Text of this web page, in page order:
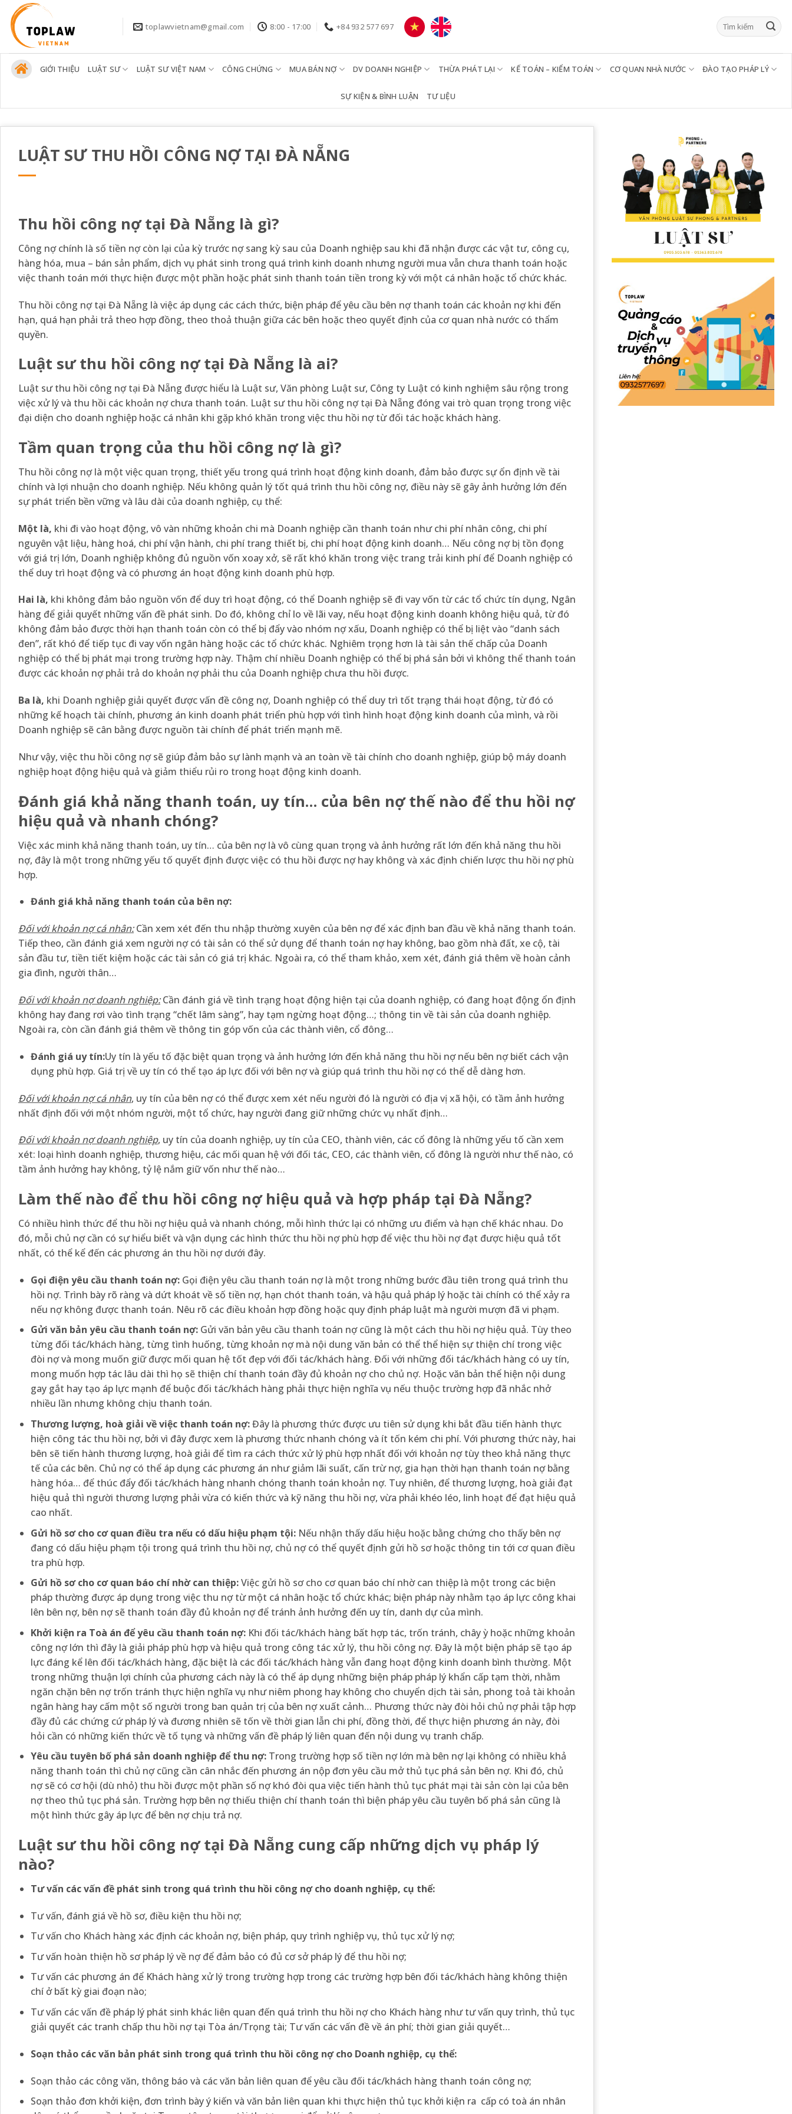
qua
nội
dung
toplawvietnam@gmail.com 8:00 - 17:00 +84 932 577 697
GIỚI THIỆU LUẬT SƯ LUẬT SƯ VIỆT NAM CÔNG CHỨNG MUA BÁN NỢ DV DOANH NGHIỆP THỪA PHÁT LẠI KẾ TOÁN – KIỂM TOÁN CƠ QUAN NHÀ NƯỚC ĐÀO TẠO PHÁP LÝ
SỰ KIỆN & BÌNH LUẬN TƯ LIỆU
LUẬT SƯ THU HỒI CÔNG NỢ TẠI ĐÀ NẴNG
Thu hồi công nợ tại Đà Nẵng là gì?
Công nợ chính là số tiền nợ còn lại của kỳ trước nợ sang kỳ sau của Doanh nghiệp sau khi đã nhận được các vật tư, công cụ,
hàng hóa, mua – bán sản phẩm, dịch vụ phát sinh trong quá trình kinh doanh nhưng người mua vẫn chưa thanh toán hoặc
việc thanh toán mới thực hiện được một phần hoặc phát sinh thanh toán tiền trong kỳ với một cá nhân hoặc tổ chức khác.
Thu hồi công nợ tại Đà Nẵng là việc áp dụng các cách thức, biện pháp để yêu cầu bên nợ thanh toán các khoản nợ khi đến
hạn, quá hạn phải trả theo hợp đồng, theo thoả thuận giữa các bên hoặc theo quyết định của cơ quan nhà nước có thẩm
quyền.
Luật sư thu hồi công nợ tại Đà Nẵng là ai?
Luật sư thu hồi công nợ tại Đà Nẵng được hiểu là Luật sư, Văn phòng Luật sư, Công ty Luật có kinh nghiệm sâu rộng trong
việc xử lý và thu hồi các khoản nợ chưa thanh toán. Luật sư thu hồi công nợ tại Đà Nẵng đóng vai trò quan trọng trong việc
đại diện cho doanh nghiệp hoặc cá nhân khi gặp khó khăn trong việc thu hồi nợ từ đối tác hoặc khách hàng.
Tầm quan trọng của thu hồi công nợ là gì?
Thu hồi công nợ là một việc quan trọng, thiết yếu trong quá trình hoạt động kinh doanh, đảm bảo được sự ổn định về tài
chính và lợi nhuận cho doanh nghiệp. Nếu không quản lý tốt quá trình thu hồi công nợ, điều này sẽ gây ảnh hưởng lớn đến
sự phát triển bền vững và lâu dài của doanh nghiệp, cụ thể:
Một là, khi đi vào hoạt động, vô vàn những khoản chi mà Doanh nghiệp cần thanh toán như chi phí nhân công, chi phí
nguyên vật liệu, hàng hoá, chi phí vận hành, chi phí trang thiết bị, chi phí hoạt động kinh doanh… Nếu công nợ bị tồn đọng
với giá trị lớn, Doanh nghiệp không đủ nguồn vốn xoay xở, sẽ rất khó khăn trong việc trang trải kinh phí để Doanh nghiệp có
thể duy trì hoạt động và có phương án hoạt động kinh doanh phù hợp.
Hai là, khi không đảm bảo nguồn vốn để duy trì hoạt động, có thể Doanh nghiệp sẽ đi vay vốn từ các tổ chức tín dụng, Ngân
hàng để giải quyết những vấn đề phát sinh. Do đó, không chỉ lo về lãi vay, nếu hoạt động kinh doanh không hiệu quả, từ đó
không đảm bảo được thời hạn thanh toán còn có thể bị đẩy vào nhóm nợ xấu, Doanh nghiệp có thể bị liệt vào “danh sách
đen”, rất khó để tiếp tục đi vay vốn ngân hàng hoặc các tổ chức khác. Nghiêm trọng hơn là tài sản thế chấp của Doanh
nghiệp có thể bị phát mại trong trường hợp này. Thậm chí nhiều Doanh nghiệp có thể bị phá sản bởi vì không thể thanh toán
được các khoản nợ phải trả do khoản nợ phải thu của Doanh nghiệp chưa thu hồi được.
Ba là, khi Doanh nghiệp giải quyết được vấn đề công nợ, Doanh nghiệp có thể duy trì tốt trạng thái hoạt động, từ đó có
những kế hoạch tài chính, phương án kinh doanh phát triển phù hợp với tình hình hoạt động kinh doanh của mình, và rồi
Doanh nghiệp sẽ cân bằng được nguồn tài chính để phát triển mạnh mẽ.
Như vậy, việc thu hồi công nợ sẽ giúp đảm bảo sự lành mạnh và an toàn về tài chính cho doanh nghiệp, giúp bộ máy doanh
nghiệp hoạt động hiệu quả và giảm thiểu rủi ro trong hoạt động kinh doanh.
Đánh giá khả năng thanh toán, uy tín… của bên nợ thế nào để thu hồi nợ
hiệu quả và nhanh chóng?
Việc xác minh khả năng thanh toán, uy tín… của bên nợ là vô cùng quan trọng và ảnh hưởng rất lớn đến khả năng thu hồi
nợ, đây là một trong những yếu tố quyết định được việc có thu hồi được nợ hay không và xác định chiến lược thu hồi nợ phù
hợp.
Đánh giá khả năng thanh toán của bên nợ:
Đối với khoản nợ cá nhân:Cần xem xét đến thu nhập thường xuyên của bên nợ để xác định ban đầu về khả năng thanh toán.
Tiếp theo, cần đánh giá xem người nợ có tài sản có thể sử dụng để thanh toán nợ hay không, bao gồm nhà đất, xe cộ, tài
sản đầu tư, tiền tiết kiệm hoặc các tài sản có giá trị khác. Ngoài ra, có thể tham khảo, xem xét, đánh giá thêm về hoàn cảnh
gia đình, người thân…
Đối với khoản nợ doanh nghiệp:Cần đánh giá về tình trạng hoạt động hiện tại của doanh nghiệp, có đang hoạt động ổn định
không hay đang rơi vào tình trạng “chết lâm sàng”, hay tạm ngừng hoạt động…; thông tin về tài sản của doanh nghiệp.
Ngoài ra, còn cần đánh giá thêm về thông tin góp vốn của các thành viên, cổ đông…
Đánh giá uy tín:Uy tín là yếu tố đặc biệt quan trọng và ảnh hưởng lớn đến khả năng thu hồi nợ nếu bên nợ biết cách vận
dụng phù hợp. Giá trị về uy tín có thể tạo áp lực đối với bên nợ và giúp quá trình thu hồi nợ có thể dễ dàng hơn.
Đối với khoản nợ cá nhân, uy tín của bên nợ có thể được xem xét nếu người đó là người có địa vị xã hội, có tầm ảnh hưởng
nhất định đối với một nhóm người, một tổ chức, hay người đang giữ những chức vụ nhất định…
Đối với khoản nợ doanh nghiệp, uy tín của doanh nghiệp, uy tín của CEO, thành viên, các cổ đông là những yếu tố cần xem
xét: loại hình doanh nghiệp, thương hiệu, các mối quan hệ với đối tác, CEO, các thành viên, cổ đông là người như thế nào, có
tầm ảnh hưởng hay không, tỷ lệ nắm giữ vốn như thế nào…
Làm thế nào để thu hồi công nợ hiệu quả và hợp pháp tại Đà Nẵng?
Có nhiều hình thức để thu hồi nợ hiệu quả và nhanh chóng, mỗi hình thức lại có những ưu điểm và hạn chế khác nhau. Do
đó, mỗi chủ nợ cần có sự hiểu biết và vận dụng các hình thức thu hồi nợ phù hợp để việc thu hồi nợ đạt được hiệu quả tốt
nhất, có thể kể đến các phương án thu hồi nợ dưới đây.
Gọi điện yêu cầu thanh toán nợ:Gọi điện yêu cầu thanh toán nợ là một trong những bước đầu tiên trong quá trình thu
hồi nợ. Trình bày rõ ràng và dứt khoát về số tiền nợ, hạn chót thanh toán, và hậu quả pháp lý hoặc tài chính có thể xảy ra
nếu nợ không được thanh toán. Nêu rõ các điều khoản hợp đồng hoặc quy định pháp luật mà người mượn đã vi phạm.
Gửi văn bản yêu cầu thanh toán nợ:Gửi văn bản yêu cầu thanh toán nợ cũng là một cách thu hồi nợ hiệu quả. Tùy theo
từng đối tác/khách hàng, từng tình huống, từng khoản nợ mà nội dung văn bản có thể thể hiện sự thiện chí trong việc
đòi nợ và mong muốn giữ được mối quan hệ tốt đẹp với đối tác/khách hàng. Đối với những đối tác/khách hàng có uy tín,
mong muốn hợp tác lâu dài thì họ sẽ thiện chí thanh toán đầy đủ khoản nợ cho chủ nợ. Hoặc văn bản thể hiện nội dung
gay gắt hay tạo áp lực mạnh để buộc đối tác/khách hàng phải thực hiện nghĩa vụ nếu thuộc trường hợp đã nhắc nhở
nhiều lần nhưng không chịu thanh toán.
Thương lượng, hoà giải về việc thanh toán nợ:Đây là phương thức được ưu tiên sử dụng khi bắt đầu tiến hành thực
hiện công tác thu hồi nợ, bởi vì đây được xem là phương thức nhanh chóng và ít tốn kém chi phí. Với phương thức này, hai
bên sẽ tiến hành thương lượng, hoà giải để tìm ra cách thức xử lý phù hợp nhất đối với khoản nợ tùy theo khả năng thực
tế của các bên. Chủ nợ có thể áp dụng các phương án như giảm lãi suất, cấn trừ nợ, gia hạn thời hạn thanh toán nợ bằng
hàng hóa… để thúc đẩy đối tác/khách hàng nhanh chóng thanh toán khoản nợ. Tuy nhiên, để thương lượng, hoà giải đạt
hiệu quả thì người thương lượng phải vừa có kiến thức và kỹ năng thu hồi nợ, vừa phải khéo léo, linh hoạt để đạt hiệu quả
cao nhất.
Gửi hồ sơ cho cơ quan điều tra nếu có dấu hiệu phạm tội:Nếu nhận thấy dấu hiệu hoặc bằng chứng cho thấy bên nợ
đang có dấu hiệu phạm tội trong quá trình thu hồi nợ, chủ nợ có thể quyết định gửi hồ sơ hoặc thông tin tới cơ quan điều
tra phù hợp.
Gửi hồ sơ cho cơ quan báo chí nhờ can thiệp:Việc gửi hồ sơ cho cơ quan báo chí nhờ can thiệp là một trong các biện
pháp thường được áp dụng trong việc thu nợ từ một cá nhân hoặc tổ chức khác; biện pháp này nhằm tạo áp lực công khai
lên bên nợ, bên nợ sẽ thanh toán đầy đủ khoản nợ để tránh ảnh hưởng đến uy tín, danh dự của mình.
Khởi kiện ra Toà án để yêu cầu thanh toán nợ:Khi đối tác/khách hàng bất hợp tác, trốn tránh, chây ỳ hoặc những khoản
công nợ lớn thì đây là giải pháp phù hợp và hiệu quả trong công tác xử lý, thu hồi công nợ. Đây là một biện pháp sẽ tạo áp
lực đáng kể lên đối tác/khách hàng, đặc biệt là các đối tác/khách hàng vẫn đang hoạt động kinh doanh bình thường. Một
trong những thuận lợi chính của phương cách này là có thể áp dụng những biện pháp pháp lý khẩn cấp tạm thời, nhằm
ngăn chặn bên nợ trốn tránh thực hiện nghĩa vụ như niêm phong hay không cho chuyển dịch tài sản, phong toả tài khoản
ngân hàng hay cấm một số người trong ban quản trị của bên nợ xuất cảnh… Phương thức này đòi hỏi chủ nợ phải tập hợp
đầy đủ các chứng cứ pháp lý và đương nhiên sẽ tốn về thời gian lẫn chi phí, đồng thời, để thực hiện phương án này, đòi
hỏi cần có những kiến thức về tố tụng và những vấn đề pháp lý liên quan đến nội dung vụ tranh chấp.
Yêu cầu tuyên bố phá sản doanh nghiệp để thu nợ:Trong trường hợp số tiền nợ lớn mà bên nợ lại không có nhiều khả
năng thanh toán thì chủ nợ cũng cần cân nhắc đến phương án nộp đơn yêu cầu mở thủ tục phá sản bên nợ. Khi đó, chủ
nợ sẽ có cơ hội (dù nhỏ) thu hồi được một phần số nợ khó đòi qua việc tiến hành thủ tục phát mại tài sản còn lại của bên
nợ theo thủ tục phá sản. Trường hợp bên nợ thiếu thiện chí thanh toán thì biện pháp yêu cầu tuyên bố phá sản cũng là
một hình thức gây áp lực để bên nợ chịu trả nợ.
Luật sư thu hồi công nợ tại Đà Nẵng cung cấp những dịch vụ pháp lý
nào?
Tư vấn các vấn đề phát sinh trong quá trình thu hồi công nợ cho doanh nghiệp, cụ thể:
Tư vấn, đánh giá về hồ sơ, điều kiện thu hồi nợ;
Tư vấn cho Khách hàng xác định các khoản nợ, biện pháp, quy trình nghiệp vụ, thủ tục xử lý nợ;
Tư vấn hoàn thiện hồ sơ pháp lý về nợ để đảm bảo có đủ cơ sở pháp lý để thu hồi nợ;
Tư vấn các phương án để Khách hàng xử lý trong trường hợp trong các trường hợp bên đối tác/khách hàng không thiện
chí ở bất kỳ giai đoạn nào;
Tư vấn các vấn đề pháp lý phát sinh khác liên quan đến quá trình thu hồi nợ cho Khách hàng như tư vấn quy trình, thủ tục
giải quyết các tranh chấp thu hồi nợ tại Tòa án/Trọng tài; Tư vấn các vấn đề về án phí; thời gian giải quyết…
Soạn thảo các văn bản phát sinh trong quá trình thu hồi công nợ cho Doanh nghiệp, cụ thể:
Soạn thảo các công văn, thông báo và các văn bản liên quan để yêu cầu đối tác/khách hàng thanh toán công nợ;
Soạn thảo đơn khởi kiện, đơn trình bày ý kiến và văn bản liên quan khi thực hiện thủ tục khởi kiện ra cấp có toà án nhân